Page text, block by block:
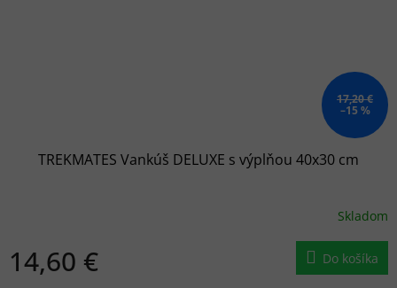
17,20 €
–15 %
TREKMATES Vankúš DELUXE s výplňou 40x30 cm
Skladom
14,60 € Do košíka